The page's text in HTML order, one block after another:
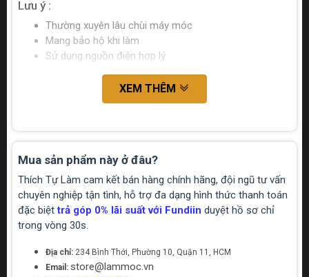
Lưu ý :
Thường xuyên lâu chùi máy móc
Mang bảo hộ khi làm
Sử dụng nguồn điện hợp lý
XEM THÊM
Mua sản phẩm này ở đâu?
Thích Tự Làm cam kết bán hàng chính hãng, đội ngũ tư vấn
chuyên nghiệp tận tình, hỗ trợ đa dạng hình thức thanh toán
đặc biệttrả góp 0% lãi suất với Fundiin duyệt hồ sơ chỉ
trong vòng 30s.
Địa chỉ: 234 Bình Thới, Phường 10, Quận 11, HCM
Email: store@lammoc.vn